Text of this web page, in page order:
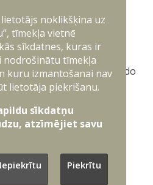
bruņotie spēki ir
spējas uz
papildu vienības.
agresija Ukrainā, tādu
Latvijas gaisa telpā ielido
bezpilota lidaparāts ir
departamenta
noklikšķina uz
tīmekļa vietnē
sīkdatnes, kuras ir
nodrošinātu tīmekļa
kuru izmantošanai nav
lietotāja piekrišanu.
sīkdatņu
atzīmējiet savu
Piekrītu